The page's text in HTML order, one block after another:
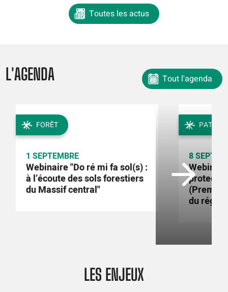
Toutes les actus
L'AGENDA
FORÊT
1 SEPTEMBRE
Webinaire "Do ré mi fa sol(s) :
à l’écoute des sols forestiers
du Massif central"
8
du
Tout l'agenda
LES ENJEUX